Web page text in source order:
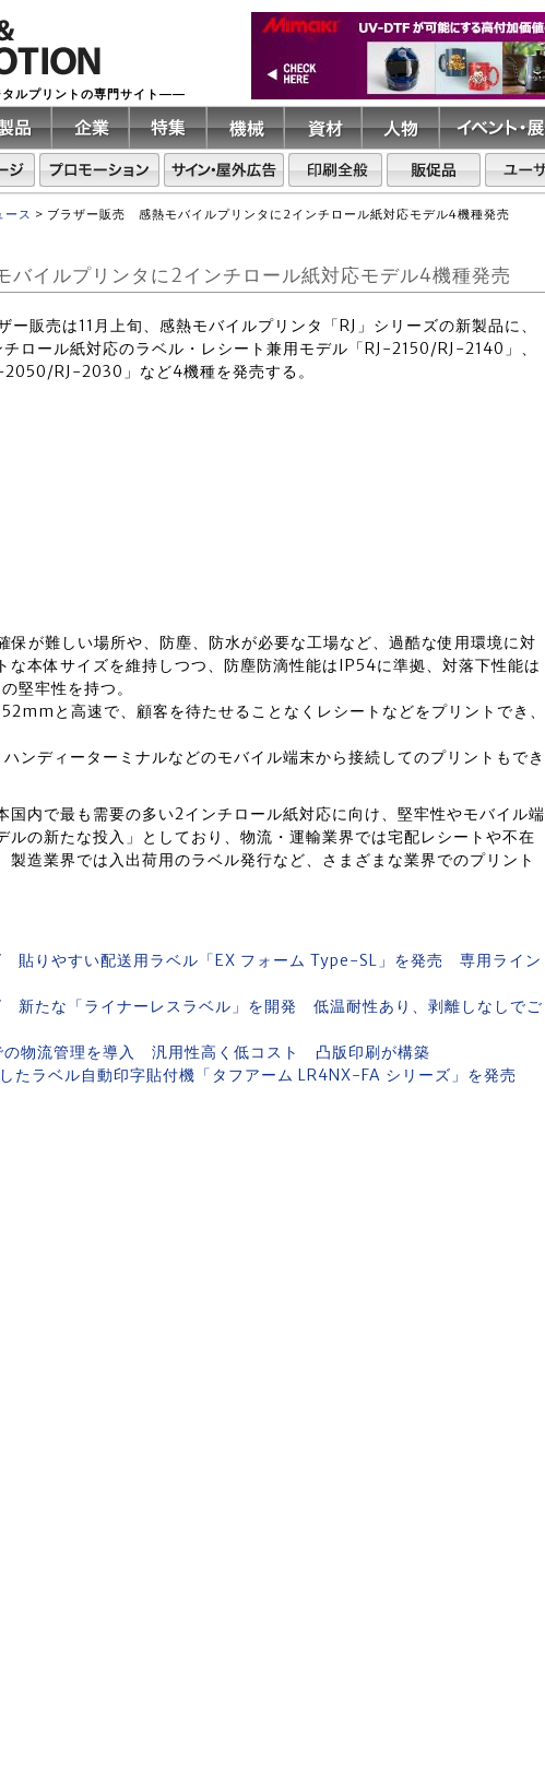
ルプリントの専門サイト――
ース > ブラザー販売 感熱モバイルプリンタに2インチロール紙対応モデル4機種発売
イルプリンタに2インチロール紙対応モデル4機種発売
ー販売は11月上旬、感熱モバイルプリンタ「RJ」シリーズの新製品に、
ロール紙対応のラベル・レシート兼用モデル「RJ-2150/RJ-2140」、
2050/RJ-2030」など4機種を発売する。
保が難しい場所や、防塵、防水が必要な工場など、過酷な使用環境に対
な本体サイズを維持しつつ、防塵防滴性能はIP54に準拠、対落下性能は
堅牢性を持つ。
と高速で、顧客を待たせることなくレシートなどをプリントでき、
ンディーターミナルなどのモバイル端末から接続してのプリントもでき
国内で最も需要の多い2インチロール紙対応に向け、堅牢性やモバイル端
ルの新たな投入」としており、物流・運輸業界では宅配レシートや不在
製造業界では入出荷用のラベル発行など、さまざまな業界でのプリント
貼りやすい配送用ラベル「EX フォーム Type-SL」を発売 専用ライン
新たな「ライナーレスラベル」を開発 低温耐性あり、剥離しなしでご
の物流管理を導入 汎用性高く低コスト 凸版印刷が構築
ラベル自動印字貼付機「タフアーム LR4NX-FA シリーズ」を発売